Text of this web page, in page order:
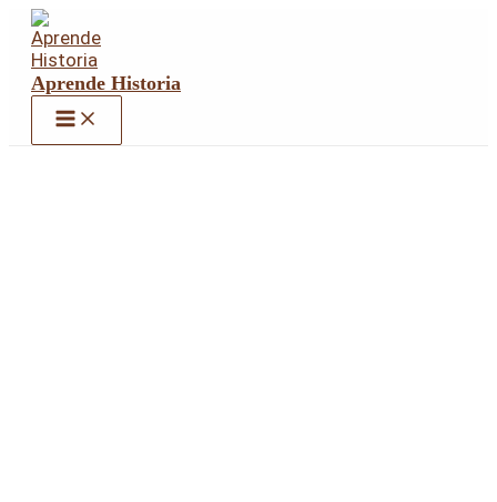
contenido
Aprende Historia